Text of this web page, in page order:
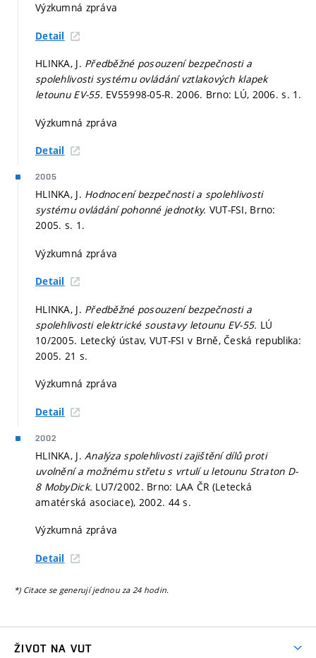
Výzkumná zpráva
Detail
HLINKA, J. Předběžné posouzení bezpečnosti a
spolehlivosti systému ovládání vztlakových klapek
letounu EV-55. EV55998-05-R. 2006. Brno: LÚ, 2006.s. 1.
Výzkumná zpráva
Detail
2005
HLINKA, J. Hodnocení bezpečnosti a spolehlivosti
systému ovládání pohonné jednotky. VUT-FSI, Brno:
2005. s. 1.
Výzkumná zpráva
Detail
HLINKA, J. Předběžné posouzení bezpečnosti a
spolehlivosti elektrické soustavy letounu EV-55. LÚ
10/2005. Letecký ústav, VUT-FSI v Brně, Česká republika:
2005. 21 s.
Výzkumná zpráva
Detail
2002
HLINKA, J.Analýza spolehlivosti zajištění dílů proti
uvolnění a možnému střetu s vrtulí u letounu Straton D-
8 MobyDick. LU7/2002. Brno: LAA ČR (Letecká
amatérská asociace), 2002. 44 s.
Výzkumná zpráva
Detail
*) Citace se generují jednou za 24 hodin.
ŽIVOT NA VUT